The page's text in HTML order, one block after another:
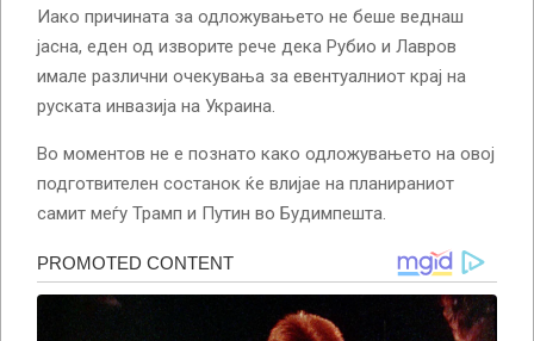
Иако причината за одложувањето не беше веднаш
јасна, еден од изворите рече дека Рубио и Лавров
имале различни очекувања за евентуалниот крај на
руската инвазија на Украина.
Во моментов не е познато како одложувањето на овој
подготвителен состанок ќе влијае на планираниот
самит меѓу Трамп и Путин во Будимпешта.